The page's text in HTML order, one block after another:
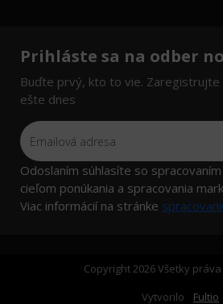
Prihláste sa na odber
Buďte prvý, kto to vie. Zaregistrujte
ešte dnes
Odoslaním súhlasíte so
cieľom ponúkania a spracovania
Viac informácií na stránke
Copyright 2026 Všetky
Vytvorilo
Fultio